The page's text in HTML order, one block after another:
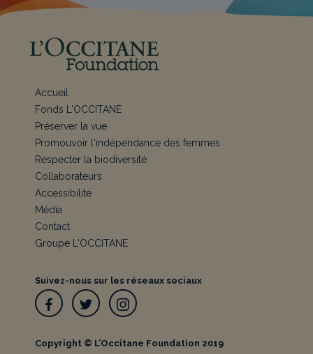
Accueil
Fonds L'OCCITANE
Préserver la vue
Promouvoir l'indépendance des femmes
Respecter la biodiversité
Collaborateurs
Accessibilité
Média
Contact
Groupe L'OCCITANE
Suivez-nous sur les réseaux sociaux
Copyright © L’Occitane Foundation 2019